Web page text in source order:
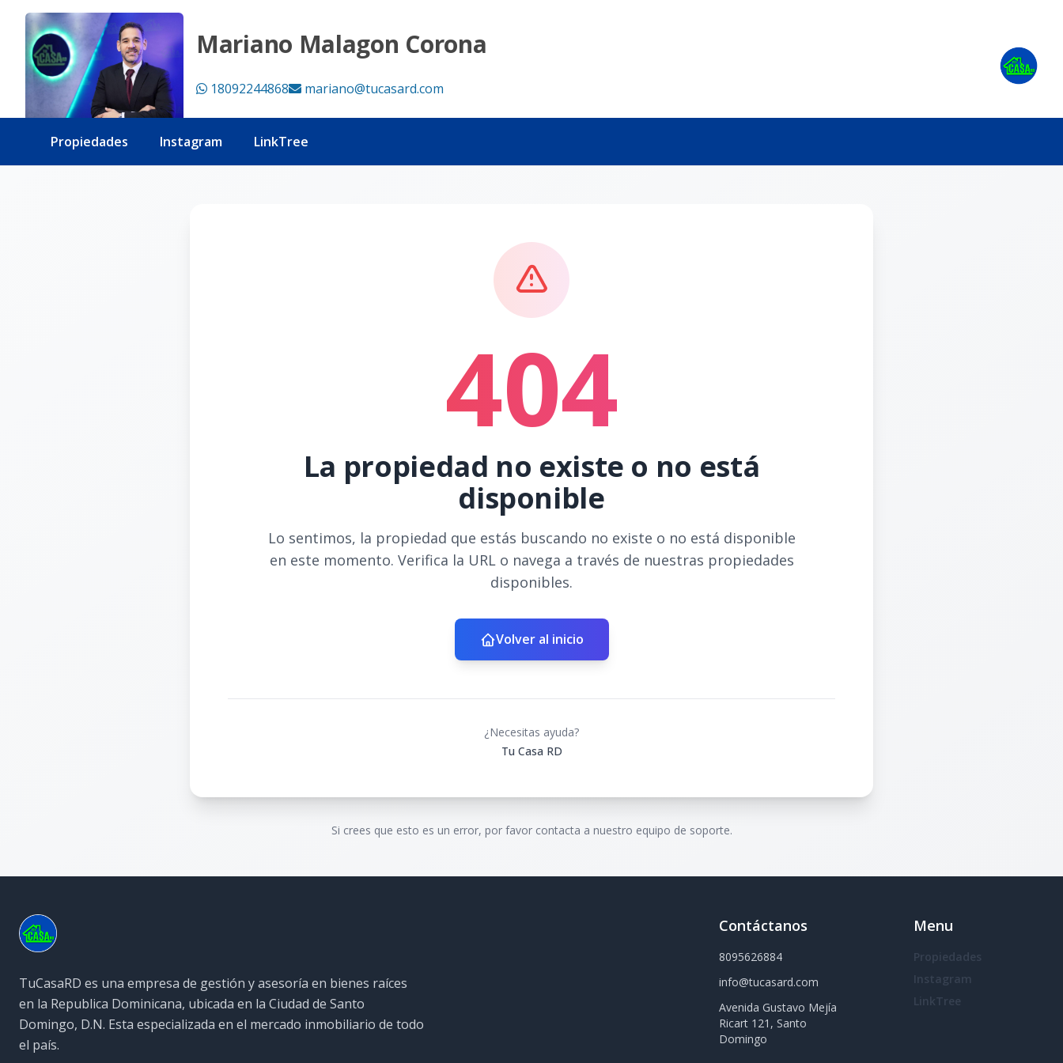
Mariano Malagon Corona
18092244868 mariano@tucasard.com
Propiedades Instagram LinkTree
404
La propiedad no existe o no está
disponible
Lo sentimos, la propiedad que estás buscando no existe o no está disponible
en este momento. Verifica la URL o navega a través de nuestras propiedades
disponibles.
Volver al inicio
¿Necesitas ayuda?
Tu Casa RD
Si crees que esto es un error, por favor contacta a nuestro equipo de soporte.
TuCasaRD es una empresa de gestión y asesoría en bienes raíces
en la Republica Dominicana, ubicada en la Ciudad de Santo
Domingo, D.N. Esta especializada en el mercado inmobiliario de todo
el país.
Contáctanos
8095626884
info@tucasard.com
Avenida Gustavo Mejía
Ricart 121, Santo
Domingo
Menu
Propiedades
Instagram
LinkTree
Página no encontrada - Tu Casa RD